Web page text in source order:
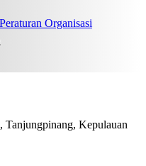
Organisasi
Kepulauan